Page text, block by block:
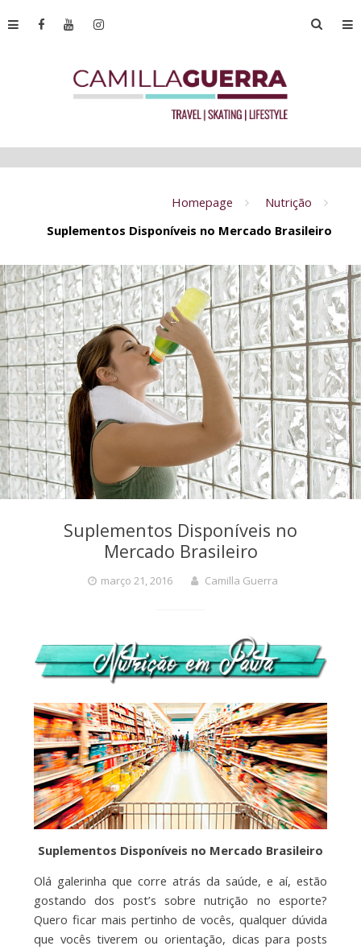
Homepage
Nutrição
Suplementos Disponíveis no Mercado Brasileiro
Suplementos Disponíveis no
Mercado Brasileiro
março 21, 2016 Camilla Guerra
Suplementos Disponíveis no Mercado Brasileiro
Olá galerinha que corre atrás da saúde, e aí, estão
gostando dos post’s sobre nutrição no esporte?
Quero ficar mais pertinho de vocês, qualquer dúvida
que vocês tiverem ou orientação, dicas para posts